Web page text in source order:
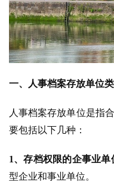
一、人事档案存放单位
人事档案存放单位是指
要包括以下几种：
1、存档权限的企事业单
型企业和事业单位。